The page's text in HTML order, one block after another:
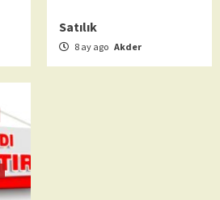
Satılık
8 ay ago Akder